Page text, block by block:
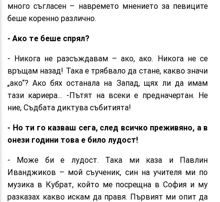
много съгласен – навремето мнението за певиците
беше коренно различно.
- Ако те беше спрял?
- Никога не разсъждавам – ако, ако. Никога не се
връщам назад! Така е трябвало да стане, какво значи
„ако“? Ако бях останала на Запад, щях ли да имам
тази кариера... -Пътят на всеки е предначертан. Не
ние, Съдбата диктува събитията!
- Но ти го казваш сега, след всичко преживяно, а в
онези години това е било лудост!
- Може би е лудост. Така ми каза и Павлин
Иванджиков – мой съученик, син на учителя ми по
музика в Кубрат, който ме посрещна в София и му
разказах какво искам да правя. Първият ми опит да